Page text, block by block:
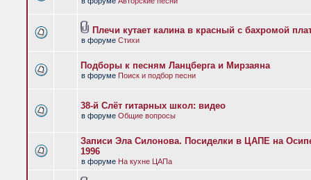
Плечи кутает калина в красный с бахромой
в форуме Стихи
Подборы к песням Ланцберга и Мирзаяна
в форуме Поиск и подбор песни
38-й Слёт гитарных школ: видео
в форуме Общие вопросы
Записи Эла Силонова. Посиделки в ЦАПЕ на
1996
в форуме На кухне ЦАПа